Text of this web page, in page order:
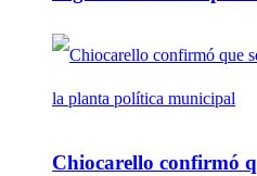
Chiocarello confirmó